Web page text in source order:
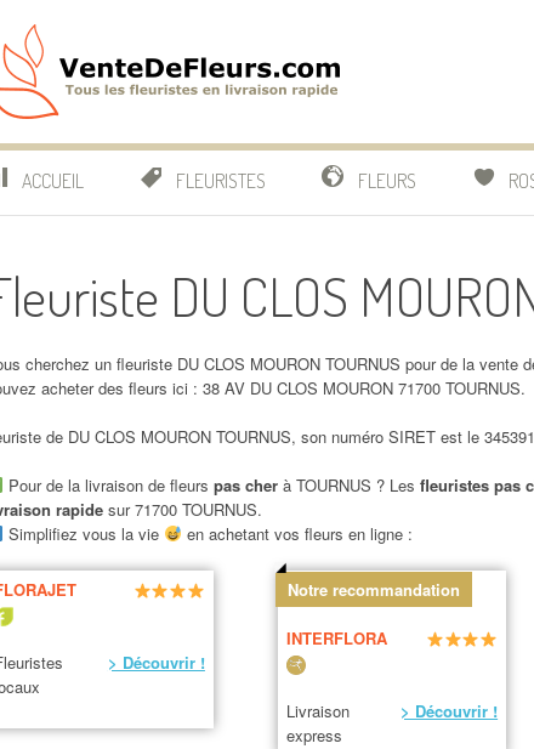
ACCUEIL FLEURISTES FLEURS
DU CLOS
cherchez un fleuriste DU CLOS MOURON TOURNUS pour de la vente
acheter des fleurs ici : 38 AV DU CLOS MOURON 71700 TOURNUS.
de DU CLOS MOURON TOURNUS, son numéro SIRET est le
Pour de la livraison de fleurs pas cherà TOURNUS ? Les fleuristes pas
rapide sur 71700 TOURNUS.
Simplifiez vous la vie
en achetant vos fleurs en ligne :
> Découvrir !
Notre recommandation
INTERFLORA
Livraison
express
> Découvrir !